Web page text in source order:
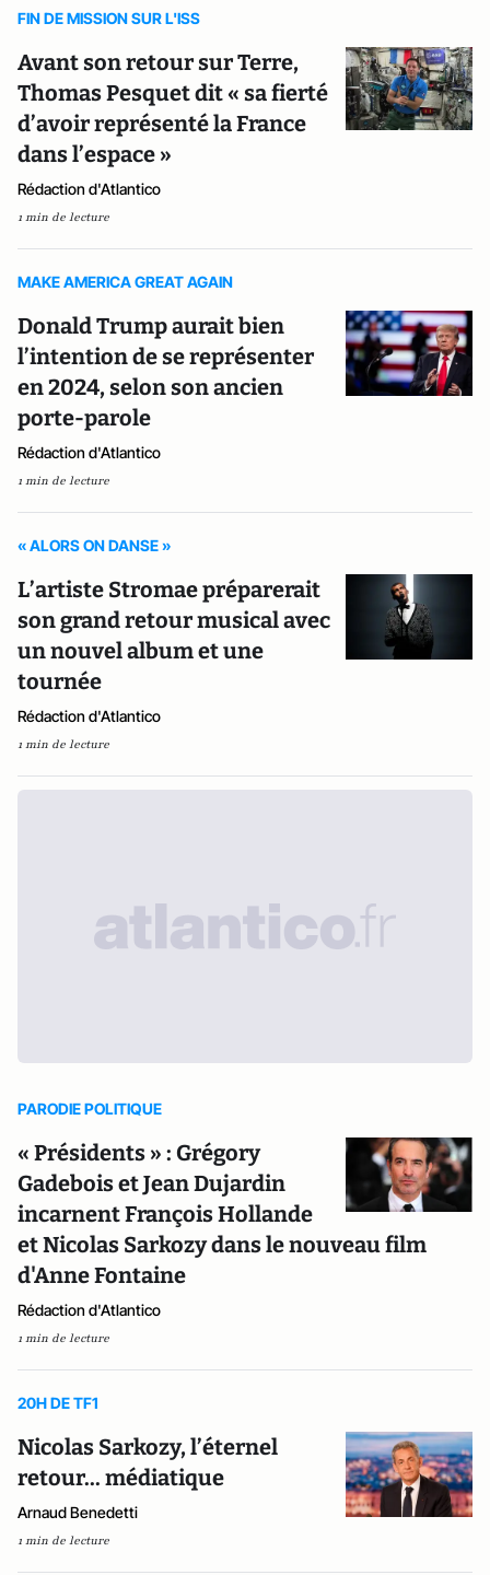
FIN DE MISSION SUR L'ISS
Avant son retour sur Terre,
Thomas Pesquet dit « sa fierté
d’avoir représenté la France
dans l’espace »
Rédaction d'Atlantico
1 min de lecture
MAKE AMERICA GREAT AGAIN
Donald Trump aurait bien
l’intention de se représenter
en 2024, selon son ancien
porte-parole
Rédaction d'Atlantico
1 min de lecture
« ALORS ON DANSE »
L’artiste Stromae préparerait
son grand retour musical avec
un nouvel album et une
tournée
Rédaction d'Atlantico
1 min de lecture
PARODIE POLITIQUE
« Présidents » : Grégory
Gadebois et Jean Dujardin
incarnent François Hollande
et Nicolas Sarkozy dans le nouveau film
d'Anne Fontaine
Rédaction d'Atlantico
1 min de lecture
20H DE TF1
Nicolas Sarkozy, l’éternel
retour... médiatique
Arnaud Benedetti
1 min de lecture